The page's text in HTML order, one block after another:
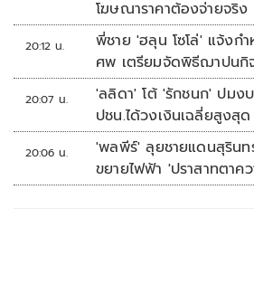
โฆษณาราคาต้องจ่ายจริง
20:12 น.
พี่ชาย 'ฮลุน โซโล่' แจ้งก
ศพ เตรียมจัดพิธีฌาปนกิ
20:07 น.
'ลลิดา' โต้ 'รักชนก' ปมง
ปชน.ได้วงเงินเฉลี่ยสูงสุด
20:06 น.
'พลพีร์' ลุยชายแดนสุรินท
ขยายไฟฟ้า 'ปราสาทตาค